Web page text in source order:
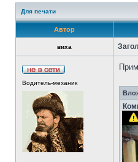
Для печати
Автор
виха
Водитель-механик